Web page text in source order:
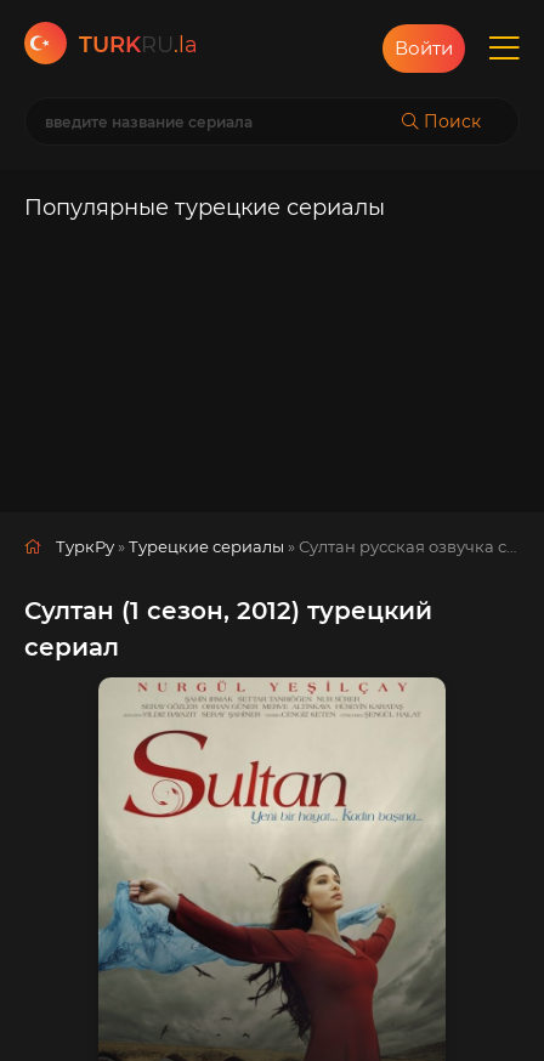
TURKRU.la
Поиск
Войти
Популярные турецкие сериалы
ТуркРу »Турецкие сериалы » Султан русская озвучка смотреть полностью онлайн!
Султан (1 сезон, 2012) турецкий
сериал